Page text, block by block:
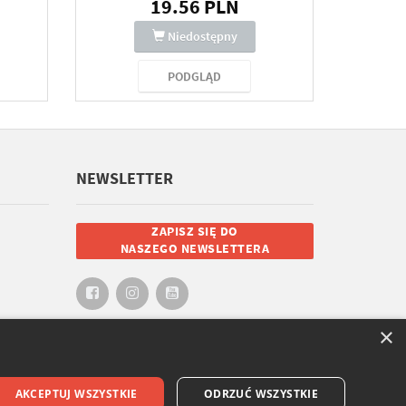
19.56 PLN
Niedostępny
PODGLĄD
NEWSLETTER
ZAPISZ SIĘ DO
NASZEGO NEWSLETTERA
×
AKCEPTUJ WSZYSTKIE ODRZUĆ WSZYSTKIE